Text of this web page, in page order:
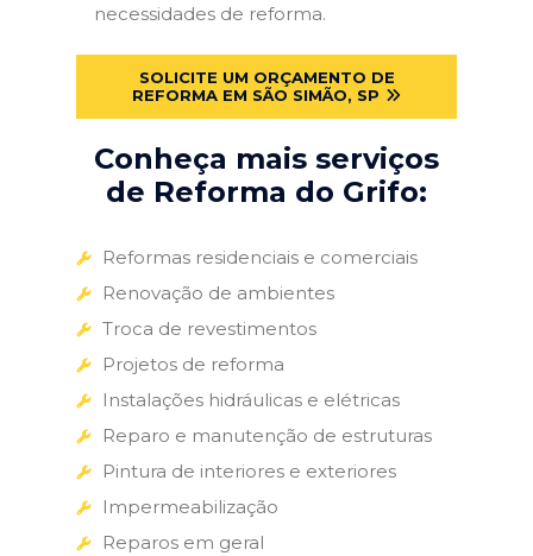
necessidades de reforma.
SOLICITE UM ORÇAMENTO DE
REFORMA EM SÃO SIMÃO, SP
Conheça mais serviços
de Reforma do Grifo:
Reformas residenciais e comerciais
Renovação de ambientes
Troca de revestimentos
Projetos de reforma
Instalações hidráulicas e elétricas
Reparo e manutenção de estruturas
Pintura de interiores e exteriores
Impermeabilização
Reparos em geral